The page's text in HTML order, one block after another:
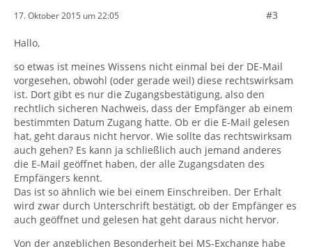
17. Oktober 2015 um 22:05 #3
Hallo,
so etwas ist meines Wissens nicht einmal bei der DE-Mail
vorgesehen, obwohl (oder gerade weil) diese rechtswirksam
ist. Dort gibt es nur die Zugangsbestätigung, also den
rechtlich sicheren Nachweis, dass der Empfänger ab einem
bestimmten Datum Zugang hatte. Ob er die E-Mail gelesen
hat, geht daraus nicht hervor. Wie sollte das rechtswirksam
auch gehen? Es kann ja schließlich auch jemand anderes
die E-Mail geöffnet haben, der alle Zugangsdaten des
Empfängers kennt.
Das ist so ähnlich wie bei einem Einschreiben. Der Erhalt
wird zwar durch Unterschrift bestätigt, ob der Empfänger es
auch geöffnet und gelesen hat geht daraus nicht hervor.
Von der angeblichen Besonderheit bei MS-Exchange habe